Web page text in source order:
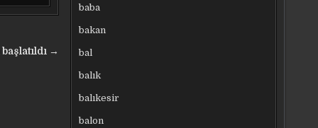
→
baba
bakan
bal
balık
balıkesir
balon